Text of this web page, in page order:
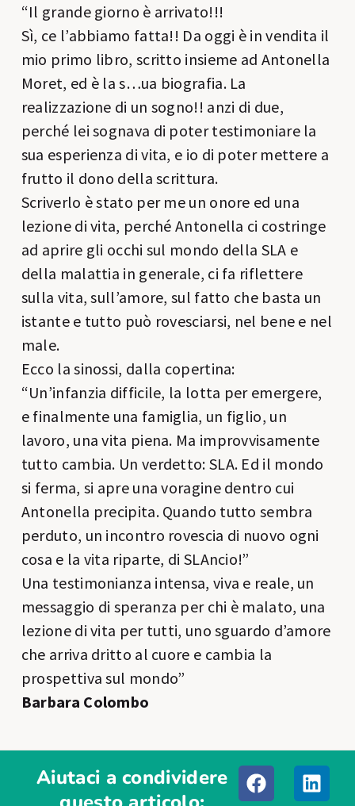
“Il grande giorno è arrivato!!!
Sì, ce l’abbiamo fatta!! Da oggi è in vendita il
mio primo libro, scritto insieme ad Antonella
Moret, ed è la s…ua biografia. La
realizzazione di un sogno!! anzi di due,
perché lei sognava di poter testimoniare la
sua esperienza di vita, e io di poter mettere a
frutto il dono della scrittura.
Scriverlo è stato per me un onore ed una
lezione di vita, perché Antonella ci costringe
ad aprire gli occhi sul mondo della SLA e
della malattia in generale, ci fa riflettere
sulla vita, sull’amore, sul fatto che basta un
istante e tutto può rovesciarsi, nel bene e nel
male.
Ecco la sinossi, dalla copertina:
“Un’infanzia difficile, la lotta per emergere,
e finalmente una famiglia, un figlio, un
lavoro, una vita piena. Ma improvvisamente
tutto cambia. Un verdetto: SLA. Ed il mondo
si ferma, si apre una voragine dentro cui
Antonella precipita. Quando tutto sembra
perduto, un incontro rovescia di nuovo ogni
cosa e la vita riparte, di SLAncio!”
Una testimonianza intensa, viva e reale, un
messaggio di speranza per chi è malato, una
lezione di vita per tutti, uno sguardo d’amore
che arriva dritto al cuore e cambia la
prospettiva sul mondo”
Barbara Colombo
Aiutaci a condividere